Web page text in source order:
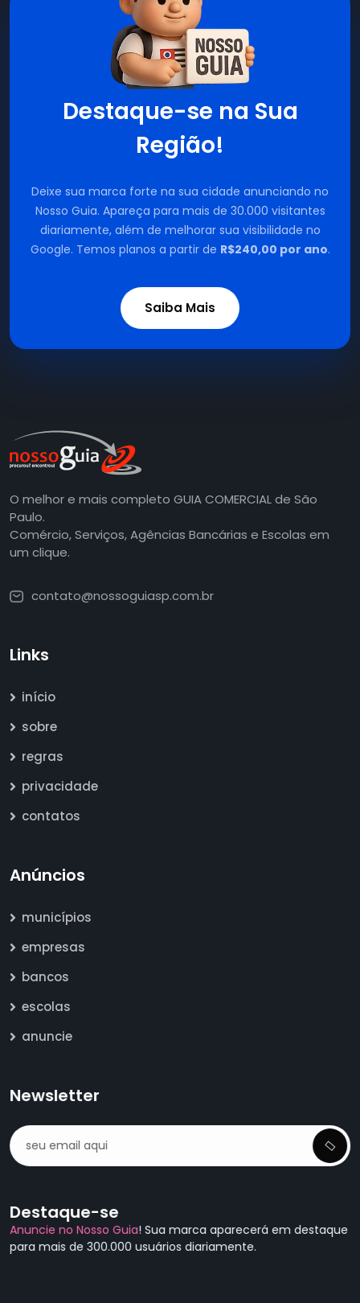
Destaque-se na Sua
Região!
Deixe sua marca forte na sua cidade anunciando no
Nosso Guia. Apareça para mais de 30.000 visitantes
diariamente, além de melhorar sua visibilidade no
Google. Temos planos a partir de R$240,00 por ano.
Saiba Mais
O melhor e mais completo GUIA COMERCIAL de São
Paulo.
Comércio, Serviços, Agências Bancárias e Escolas em
um clique.
contato@nossoguiasp.com.br
Links
início
sobre
regras
privacidade
contatos
Anúncios
municípios
empresas
bancos
escolas
anuncie
Newsletter
Destaque-se
Anuncie no Nosso Guia! Sua marca aparecerá em destaque
para mais de 300.000 usuários diariamente.